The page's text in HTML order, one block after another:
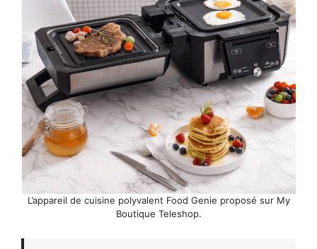
L’appareil de cuisine polyvalent Food Genie proposé sur My
Boutique Teleshop.